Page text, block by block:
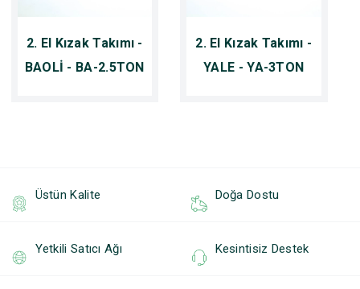
2. El Kızak Takımı -
BAOLİ - BA-2.5TON
2. El Kızak Takımı -
YALE - YA-3TON
Üstün Kalite Doğa Dostu
Yetkili Satıcı Ağı Kesintisiz Destek